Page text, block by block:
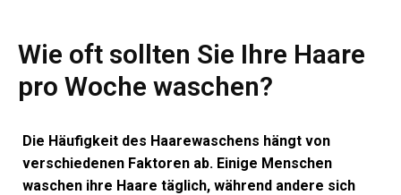
Wie oft sollten Sie Ihre Haare
pro Woche waschen?
Die Häufigkeit des Haarewaschens hängt von
verschiedenen Faktoren ab. Einige Menschen
waschen ihre Haare täglich, während andere sich